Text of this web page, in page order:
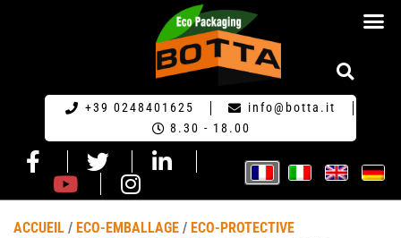
+39 0248401625
info@botta.it
8.30 - 18.00
ACCUEIL / ECO-EMBALLAGE / ECO-PROTECTIVE